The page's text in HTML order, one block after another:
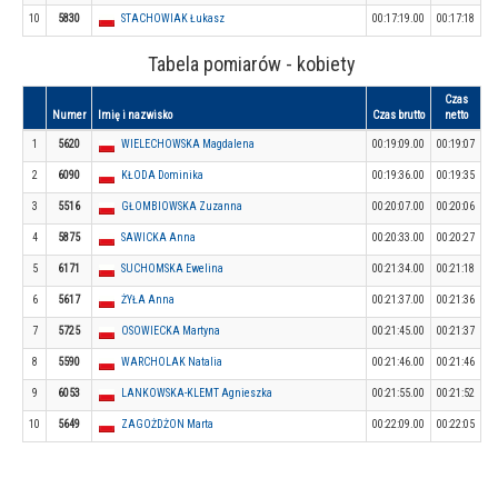
10 5830 STACHOWIAK Łukasz 00:17:19.00 00:17:18
Tabela pomiarów - kobiety
Numer Imię i nazwisko Czas brutto
Czas
netto
1 5620 WIELECHOWSKA Magdalena 00:19:09.00 00:19:07
2 6090 KŁODA Dominika 00:19:36.00 00:19:35
3 5516 GŁOMBIOWSKA Zuzanna 00:20:07.00 00:20:06
4 5875 SAWICKA Anna 00:20:33.00 00:20:27
5 6171 SUCHOMSKA Ewelina 00:21:34.00 00:21:18
6 5617 ŻYŁA Anna 00:21:37.00 00:21:36
7 5725 OSOWIECKA Martyna 00:21:45.00 00:21:37
8 5590 WARCHOLAK Natalia 00:21:46.00 00:21:46
9 6053 LANKOWSKA-KLEMT Agnieszka 00:21:55.00 00:21:52
10 5649 ZAGOŻDŻON Marta 00:22:09.00 00:22:05